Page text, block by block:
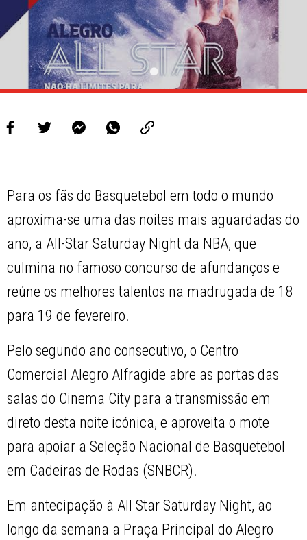
Para os fãs do Basquetebol em todo o mundo
aproxima-se uma das noites mais aguardadas do
ano, a All-Star Saturday Night da NBA, que
culmina no famoso concurso de afundanços e
reúne os melhores talentos na madrugada de 18
para 19 de fevereiro.
Pelo segundo ano consecutivo, o Centro
Comercial Alegro Alfragide abre as portas das
salas do Cinema City para a transmissão em
direto desta noite icónica, e aproveita o mote
para apoiar a Seleção Nacional de Basquetebol
em Cadeiras de Rodas (SNBCR).
Em antecipação à All Star Saturday Night, ao
longo da semana a Praça Principal do Alegro